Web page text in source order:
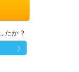
たか？